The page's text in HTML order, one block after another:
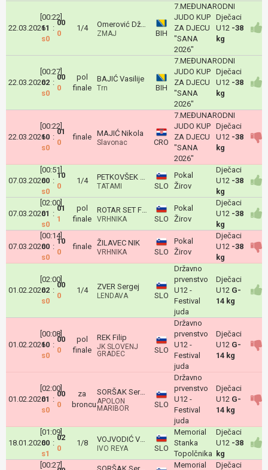
22.03.2026
[00:22]
11
s0
:
00
0
1/4 Omerović Džanan
ZMAJ BIH
7.MEĐUNARODNI
JUDO KUP
ZA DJECU
"SANA
2026"
Dječaci
U12 -38
kg
22.03.2026
[00:27]
02
s0
:
00
0
pol
finale
BAJIĆ Vasilije
Trn BIH
7.MEĐUNARODNI
JUDO KUP
ZA DJECU
"SANA
2026"
Dječaci
U12 -38
kg
22.03.2026
[00:22]
10
s0
:
01
0
finale MAJIĆ Nikola
Slavonac CRO
7.MEĐUNARODNI
JUDO KUP
ZA DJECU
"SANA
2026"
Dječaci
U12 -38
kg
07.03.2026
[00:51]
00
s0
:
10
0
1/4 PETKOVŠEK Tim
TATAMI SLO
Pokal
Žirov
Dječaci
U12 -38
kg
07.03.2026
[02:00]
01
s0
:
01
1
pol
finale
ROTAR SET FRANČIŠEK
VRHNIKA SLO
Pokal
Žirov
Dječaci
U12 -38
kg
07.03.2026
[00:14]
00
s0
:
10
0
finale ŽILAVEC NIK
VRHNIKA SLO
Pokal
Žirov
Dječaci
U12 -38
kg
01.02.2026
[02:00]
02
s0
:
00
0
1/4 ZVER Sergej
LENDAVA SLO
Državno
prvenstvo
U12 -
Festival
juda
Dječaci
U12 G-
14 kg
01.02.2026
[00:08]
10
s0
:
00
0
pol
finale
REK Filip
JK SLOVENJ
GRADEC
SLO
Državno
prvenstvo
U12 -
Festival
juda
Dječaci
U12 G-
14 kg
01.02.2026
[02:00]
01
s0
:
00
0
za
broncu
SORŠAK Sergej
APOLON
MARIBOR
SLO
Državno
prvenstvo
U12 -
Festival
juda
Dječaci
U12 G-
14 kg
18.01.2026
[01:09]
00
s1
:
02
0
1/8 VOJVODIĆ VUK
IVO REYA SLO
Memorial
Stanka
Topolčnika
Dječaci
U12 -38
kg
[00:27]
Memorial
Dječaci